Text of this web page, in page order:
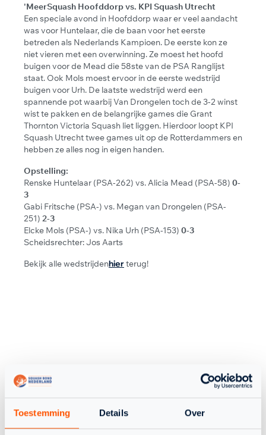
Toestemming Details Over
'MeerSquash Hoofddorp vs. KPI Squash Utrecht
Een speciale avond in Hoofddorp waar er veel aandacht
was voor Huntelaar, die de baan voor het eerste
betreden als Nederlands Kampioen. De eerste kon ze
niet vieren met een overwinning. Ze moest het hoofd
buigen voor de Mead die 58ste van de PSA Ranglijst
staat. Ook Mols moest ervoor in de eerste wedstrijd
buigen voor Urh. De laatste wedstrijd werd een
spannende pot waarbij Van Drongelen toch de 3-2 winst
wist te pakken en de belangrijke games die Grant
Thornton Victoria Squash liet liggen. Hierdoor loopt KPI
Squash Utrecht twee games uit op de Rotterdammers en
hebben ze alles nog in eigen handen.
Opstelling:
Renske Huntelaar (PSA-262) vs. Alicia Mead (PSA-58) 0-
3
Gabi Fritsche (PSA-) vs. Megan van Drongelen (PSA-
251) 2-3
Elcke Mols (PSA-) vs. Nika Urh (PSA-153) 0-3
Scheidsrechter: Jos Aarts
Bekijk alle wedstrijdenhierterug!